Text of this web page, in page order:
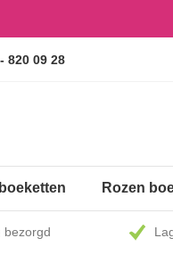
820 09 28
Rozen
bezorgd